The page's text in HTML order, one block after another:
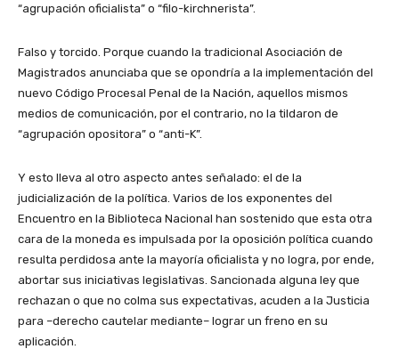
“agrupación oficialista” o “filo-kirchnerista”.
Falso y torcido. Porque cuando la tradicional Asociación de
Magistrados anunciaba que se opondría a la implementación del
nuevo Código Procesal Penal de la Nación, aquellos mismos
medios de comunicación, por el contrario, no la tildaron de
“agrupación opositora” o “anti-K”.
Y esto lleva al otro aspecto antes señalado: el de la
judicialización de la política. Varios de los exponentes del
Encuentro en la Biblioteca Nacional han sostenido que esta otra
cara de la moneda es impulsada por la oposición política cuando
resulta perdidosa ante la mayoría oficialista y no logra, por ende,
abortar sus iniciativas legislativas. Sancionada alguna ley que
rechazan o que no colma sus expectativas, acuden a la Justicia
para –derecho cautelar mediante– lograr un freno en su
aplicación.